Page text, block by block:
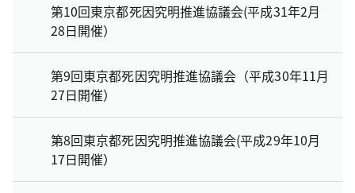
第10回東京都死因究明推進協議会(平成31年2月
28日開催）
第9回東京都死因究明推進協議会（平成30年11月
27日開催）
第8回東京都死因究明推進協議会(平成29年10月
17日開催）